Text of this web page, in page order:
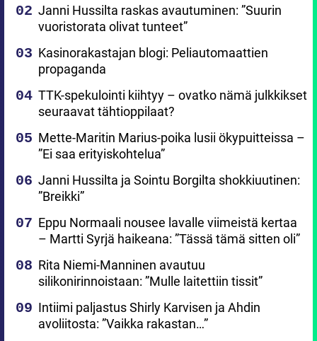
Janni Hussilta raskas avautuminen: ”Suurin
vuoristorata olivat tunteet”
Kasinorakastajan blogi: Peliautomaattien
propaganda
TTK-spekulointi kiihtyy – ovatko nämä julkkikset
seuraavat tähtioppilaat?
Mette-Maritin Marius-poika lusii ökypuitteissa –
”Ei saa erityiskohtelua”
Janni Hussilta ja Sointu Borgilta shokkiuutinen:
”Breikki”
Eppu Normaali nousee lavalle viimeistä kertaa
– Martti Syrjä haikeana: ”Tässä tämä sitten oli”
Rita Niemi-Manninen avautuu
silikonirinnoistaan: ”Mulle laitettiin tissit”
Intiimi paljastus Shirly Karvisen ja Ahdin
avoliitosta: ”Vaikka rakastan…”